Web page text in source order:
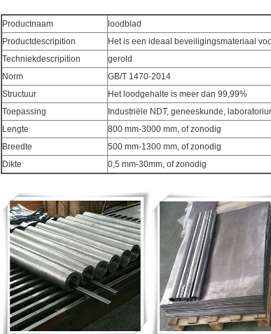
Productnaam
loodblad
Productdescripition
Het is een ideaal beveiligingsmateriaal
Techniekdescripition
gerold
Norm
GB/T 1470-2014
Structuur
Het loodgehalte is meer dan 99,99%
Toepassing
Industriële NDT, geneeskunde,
Lengte
800 mm-3000 mm, of zonodig
Breedte
500 mm-1300 mm, of zonodig
Dikte
0,5 mm-30mm, of zonodig